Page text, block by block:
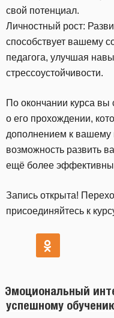
свой потенциал.
Личностный рост:
способствует вашему
педагога, улучшая
стрессоустойчивости.
По окончании курса вы
о его прохождении,
дополнением к вашему
возможность развить
ещё более
Запись открыта!
присоединяйтесь к
Эмоциональный
успешному